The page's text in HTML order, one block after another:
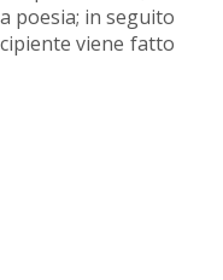
poesia; in seguito
viene fatto